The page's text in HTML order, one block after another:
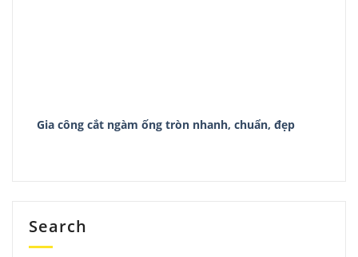
Gia công cắt ngàm ống tròn nhanh, chuẩn, đẹp
Search